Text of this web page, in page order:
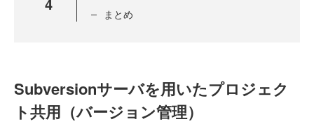
まとめ
Subversionサーバを用いたプロジェク
ト共用（バージョン管理）